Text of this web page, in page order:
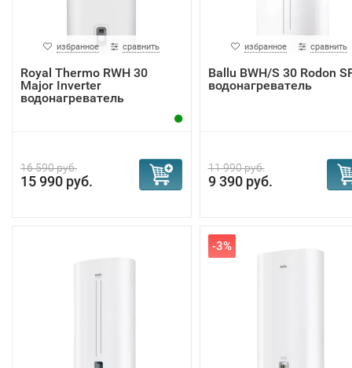
избранное сравнить
Royal Thermo RWH 30
Major Inverter
водонагреватель
16 590 руб.
15 990 руб.
избранное сравнить
Ballu BWH/S 30 Rodon
водонагреватель
11 990 руб.
9 390 руб.
-3%